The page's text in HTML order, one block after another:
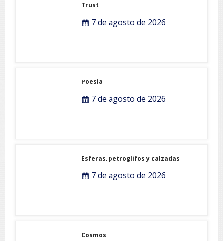
Trust
7 de agosto de 2026
Poesia
7 de agosto de 2026
Esferas, petroglifos y calzadas
7 de agosto de 2026
Cosmos